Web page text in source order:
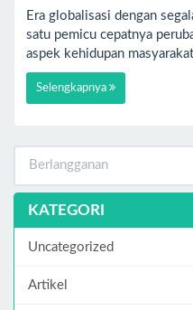
Era globalisasi dengan
satu pemicu cepatnya
aspek kehidupan
Selengkapnya
KATEGORI
Uncategorized
Artikel